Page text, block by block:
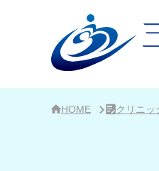
ッ
HOME クリニッ